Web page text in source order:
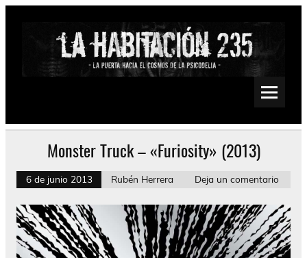
Saltar
Psychedelic, Stoner, Doom, Sludge, Fuzz, Space, Drone
Monster Truck – «Furiosity» (2013)
6 de junio 2013 Rubén Herrera Deja un comentario